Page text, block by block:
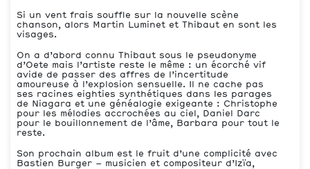
Si un vent frais souffle sur la nouvelle scène
chanson, alors Martin Luminet et Thibaut en sont les
visages.
On a d’abord connu Thibaut sous le pseudonyme
d’Oete mais l’artiste reste le même : un écorché vif
avide de passer des affres de l’incertitude
amoureuse à l’explosion sensuelle. Il ne cache pas
ses racines eighties synthétiques dans les parages
de Niagara et une généalogie exigeante : Christophe
pour les mélodies accrochées au ciel, Daniel Darc
pour le bouillonnement de l’âme, Barbara pour tout le
reste.
Son prochain album est le fruit d’une complicité avec
Bastien Burger – musicien et compositeur d’Izïa,